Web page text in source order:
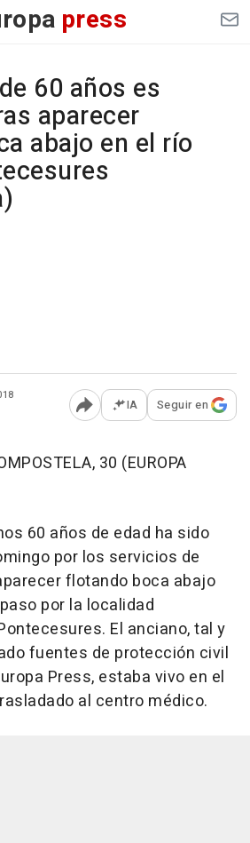
press
60 años es
aparecer
abajo en el río
Abrir opciones para
IA Seguir en
30 (EUROPA
60 años de edad ha sido
por los servicios de
flotando boca abajo
por la localidad
El anciano, tal y
fuentes de protección civil
Press, estaba vivo en el
al centro médico.